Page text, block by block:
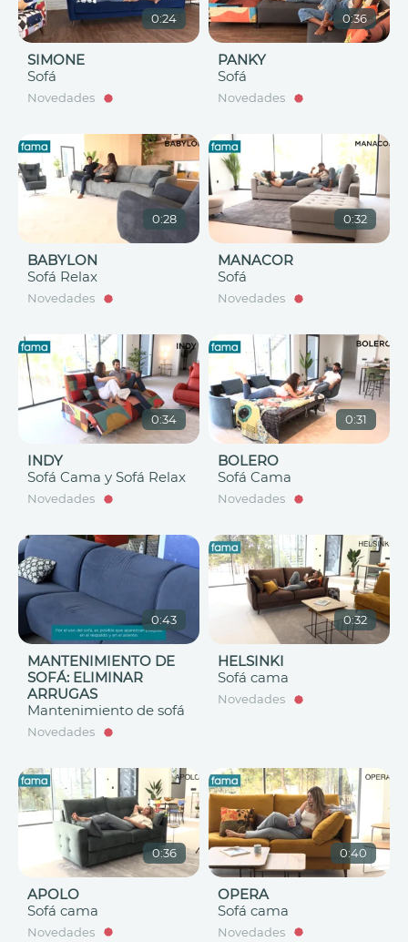
0:24
SIMONE
Sofá
Novedades
0:36
PANKY
Sofá
Novedades
0:28
BABYLON
Sofá Relax
Novedades
0:32
MANACOR
Sofá
Novedades
0:34
INDY
Sofá Cama y Sofá Relax
Novedades
0:31
BOLERO
Sofá Cama
Novedades
0:43
MANTENIMIENTO DE
SOFÁ: ELIMINAR
ARRUGAS
Mantenimiento de sofá
Novedades
0:32
HELSINKI
Sofá cama
Novedades
0:36
APOLO
Sofá cama
Novedades
0:40
OPERA
Sofá cama
Novedades